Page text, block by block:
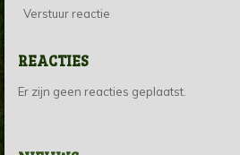
Verstuur reactie
REACTIES
Er zijn geen reacties geplaatst.